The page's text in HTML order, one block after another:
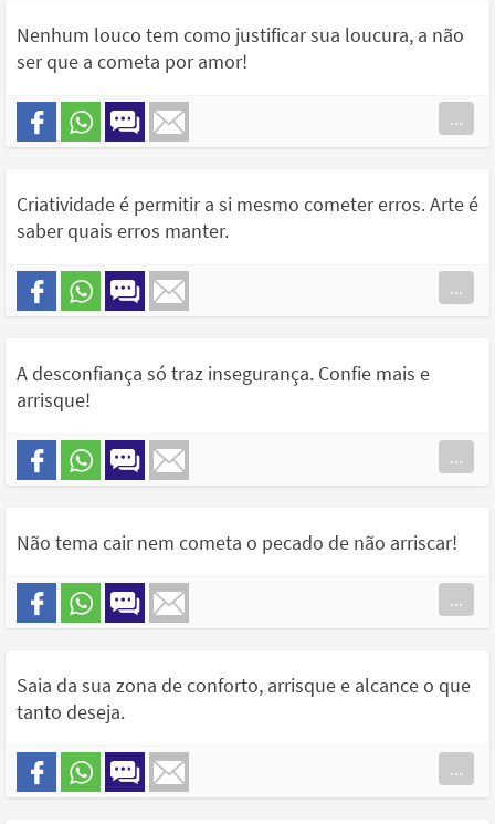
Nenhum louco tem como justificar sua loucura, a não
ser que a cometa por amor!
...
Criatividade é permitir a si mesmo cometer erros. Arte é
saber quais erros manter.
...
A desconfiança só traz insegurança. Confie mais e
arrisque!
...
Não tema cair nem cometa o pecado de não arriscar!
...
Saia da sua zona de conforto, arrisque e alcance o que
tanto deseja.
...